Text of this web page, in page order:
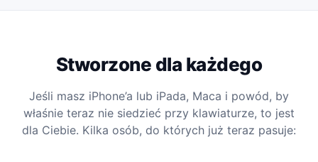
Stworzone dla każdego
Jeśli masz iPhone’a lub iPada, Maca i powód, by
właśnie teraz nie siedzieć przy klawiaturze, to jest
dla Ciebie. Kilka osób, do których już teraz pasuje: